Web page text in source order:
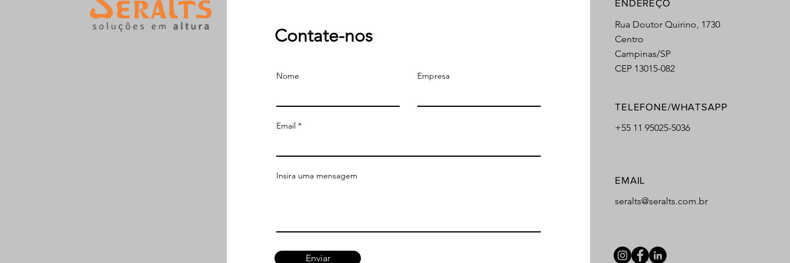
Contate-nos
Nome Empresa
Email
Insira uma mensagem
Enviar
ENDEREÇO
Rua Doutor Quirino, 1730
Centro
Campinas/SP
CEP 13015-082
TELEFONE/WHATSAPP
+55 11 95025-5036
EMAIL
seralts@seralts.com.br